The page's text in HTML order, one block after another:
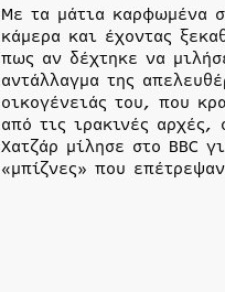
Με τα μάτια καρφωμένα
κάμερα και έχοντας
πως αν δέχτηκε να
αντάλλαγμα της
οικογένειάς του, που
από τις ιρακινές αρχές,
Χατζάρ μίλησε στο BBC
«μπίζνες» που